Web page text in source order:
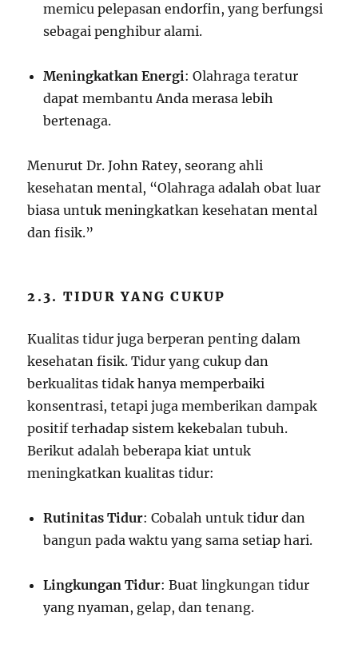
memicu pelepasan endorfin, yang berfungsi
sebagai penghibur alami.
Meningkatkan Energi: Olahraga teratur
dapat membantu Anda merasa lebih
bertenaga.
Menurut Dr. John Ratey, seorang ahli
kesehatan mental, “Olahraga adalah obat luar
biasa untuk meningkatkan kesehatan mental
dan fisik.”
2.3. TIDUR YANG CUKUP
Kualitas tidur juga berperan penting dalam
kesehatan fisik. Tidur yang cukup dan
berkualitas tidak hanya memperbaiki
konsentrasi, tetapi juga memberikan dampak
positif terhadap sistem kekebalan tubuh.
Berikut adalah beberapa kiat untuk
meningkatkan kualitas tidur:
Rutinitas Tidur: Cobalah untuk tidur dan
bangun pada waktu yang sama setiap hari.
Lingkungan Tidur: Buat lingkungan tidur
yang nyaman, gelap, dan tenang.